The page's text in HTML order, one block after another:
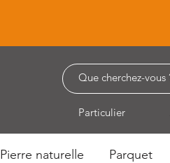
Particulier
Pierre naturelle Parquet